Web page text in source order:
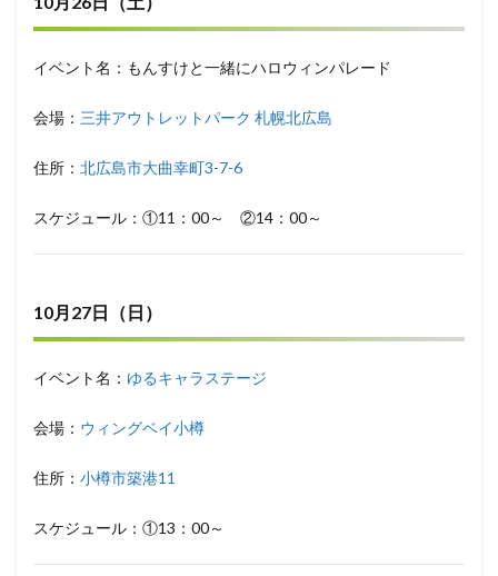
イベント名：もんすけと一緒にハロウィンパレード
会場： 三井アウトレットパーク 札幌北広島
住所： 北広島市大曲幸町3-7-6
スケジュール：①11：00～ ②14：00～
10月27日（日）
イベント名： ゆるキャラステージ
会場： ウィングベイ小樽
住所： 小樽市築港11
スケジュール：①13：00～